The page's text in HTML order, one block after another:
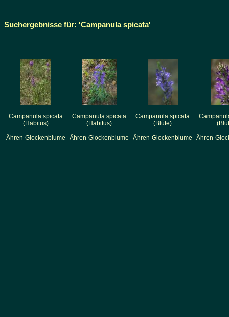
Suchergebnisse für: 'Campanula spicata'
Campanula spicata
(Habitus)
Ähren-Glockenblume
Campanula spicata
(Habitus)
Ähren-Glockenblume
Campanula spicata
(Blüte)
Ähren-Glockenblume
Ähren-